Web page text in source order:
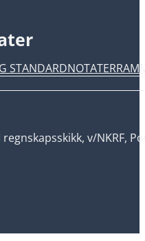
STANDARDNOTATER
v/NKRF,